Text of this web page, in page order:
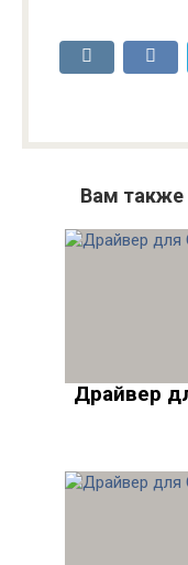
Вам также
Драйвер